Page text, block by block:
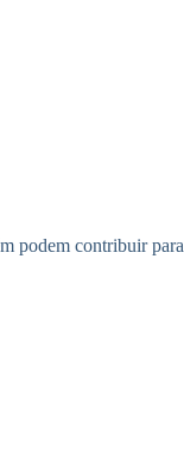
podem contribuir para